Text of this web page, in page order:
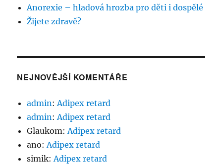
Anorexie – hladová hrozba pro děti i dospělé
Žijete zdravě?
NEJNOVĚJŠÍ KOMENTÁŘE
admin:Adipex retard
admin:Adipex retard
Glaukom:Adipex retard
ano:Adipex retard
simik:Adipex retard